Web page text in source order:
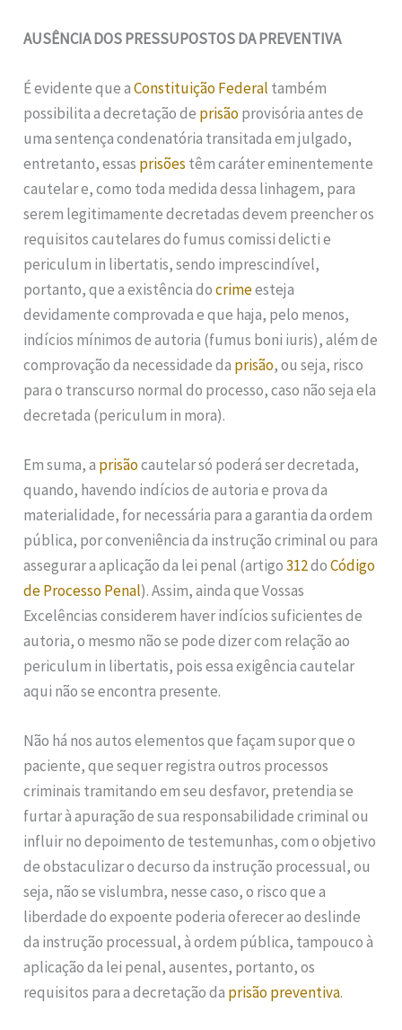
AUSÊNCIA DOS PRESSUPOSTOS DA PREVENTIVA
É evidente que aConstituição Federal também
possibilita a decretação de prisãoprovisória antes de
uma sentença condenatória transitada em julgado,
entretanto, essas prisões têm caráter eminentemente
cautelar e, como toda medida dessa linhagem, para
serem legitimamente decretadas devem preencher os
requisitos cautelares do fumus comissi delicti e
periculum in libertatis, sendo imprescindível,
portanto, que a existência docrimeesteja
devidamente comprovada e que haja, pelo menos,
indícios mínimos de autoria (fumus boni iuris), além de
comprovação da necessidade da prisão, ou seja, risco
para o transcurso normal do processo, caso não seja ela
decretada (periculum in mora).
Em suma, a prisãocautelar só poderá ser decretada,
quando, havendo indícios de autoria e prova da
materialidade, for necessária para a garantia da ordem
pública, por conveniência da instrução criminal ou para
assegurar a aplicação da lei penal (artigo312doCódigo
de Processo Penal). Assim, ainda que Vossas
Excelências considerem haver indícios suficientes de
autoria, o mesmo não se pode dizer com relação ao
periculum in libertatis, pois essa exigência cautelar
aqui não se encontra presente.
Não há nos autos elementos que façam supor que o
paciente, que sequer registra outros processos
criminais tramitando em seu desfavor, pretendia se
furtar à apuração de sua responsabilidade criminal ou
influir no depoimento de testemunhas, com o objetivo
de obstaculizar o decurso da instrução processual, ou
seja, não se vislumbra, nesse caso, o risco que a
liberdade do expoente poderia oferecer ao deslinde
da instrução processual, à ordem pública, tampouco à
aplicação da lei penal, ausentes, portanto, os
requisitos para a decretação da prisão preventiva.